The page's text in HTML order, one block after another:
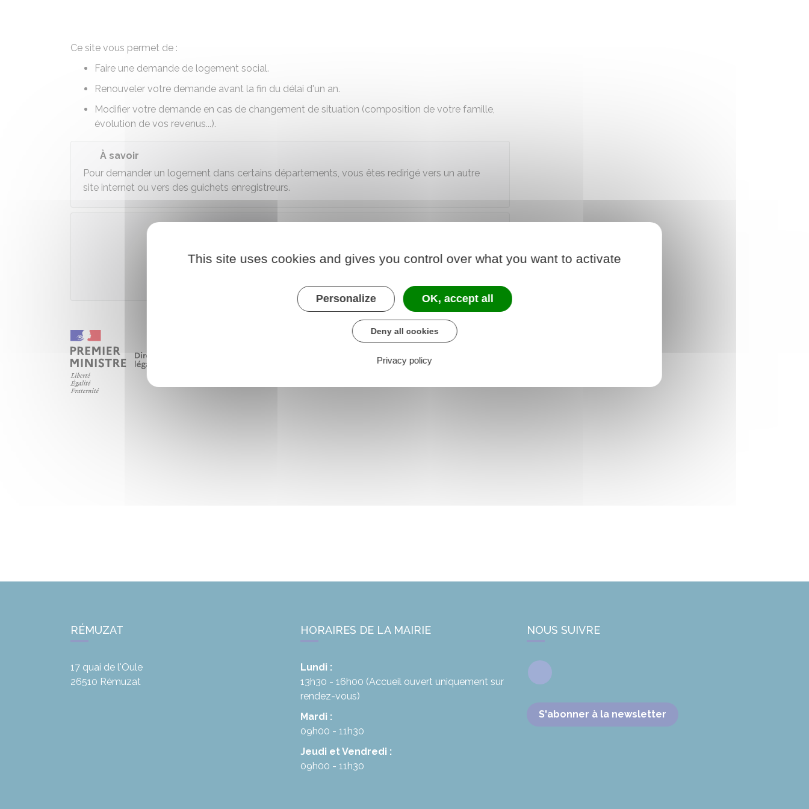
Ce site vous permet de :
Faire une demande de logement social.
Renouveler votre demande avant la fin du délai d'un an.
Modifier votre demande en cas de changement de situation (composition de votre famille,
évolution de vos revenus...).
À savoir
Pour demander un logement dans certains départements, vous êtes redirigé vers un autre
site internet ou vers des guichets enregistreurs.
RÉMUZAT
17 quai de l'Oule
26510 Rémuzat
HORAIRES DE LA MAIRIE
Lundi :
13h30 - 16h00 (Accueil ouvert uniquement sur
rendez-vous)
Mardi :
09h00 - 11h30
Jeudi et Vendredi :
09h00 - 11h30
NOUS SUIVRE
Facebook
S'abonner à la newsletter
This site uses cookies and gives you control over what you want to activate
Personalize OK, accept all
Deny all cookies
Privacy policy